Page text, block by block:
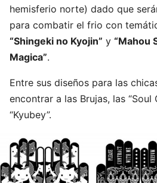
hemisferio norte) dado que
para combatir el frio con
“Shingeki no Kyojin” y “Mahou
Magica”.
Entre sus diseños para las
encontrar a las Brujas, las “Soul
“Kyubey”.